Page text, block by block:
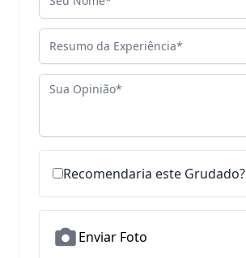
Resumo da Experiência
Sua Opinião
Recomendaria este Grudado?
Enviar Foto